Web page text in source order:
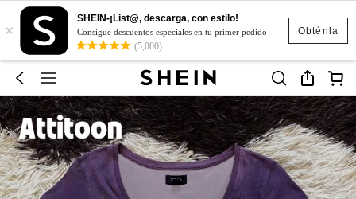
Obténla
×
SHEIN-¡List@, descarga, con estilo!
Consigue descuentos especiales en tu primer pedido
(5,000)